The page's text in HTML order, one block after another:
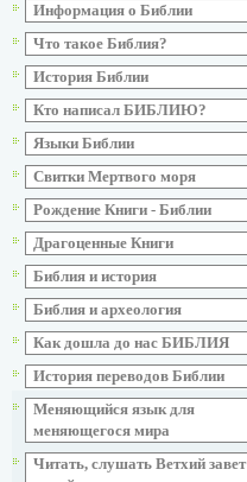
Информация о Библии
Что такое Библия?
История Библии
Кто написал БИБЛИЮ?
Языки Библии
Свитки Мертвого моря
Рождение Книги - Библии
Драгоценные Книги
Библия и история
Библия и археология
Как дошла до нас БИБЛИЯ
История переводов Библии
Меняющийся язык для
меняющегося мира
Читать, слушать Ветхий завет